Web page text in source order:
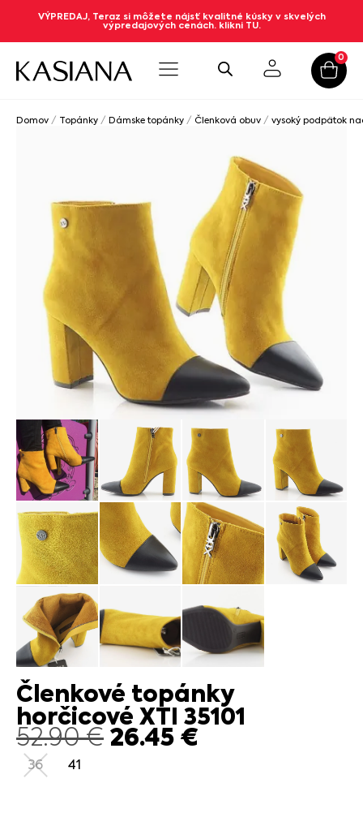
VÝPREDAJ, Teraz si môžete nájsť kvalitné kúsky v skvelých
výpredajových cenách. klikni TU.
0
Domov / Topánky / Dámske topánky / Členková obuv / vysoký podpätok
Členkové topánky
horčicové XTI 35101
52.90€ 26.45€
36 41